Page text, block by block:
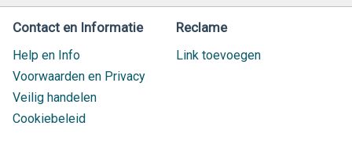
Contact en Informatie
Help en Info
Voorwaarden en Privacy
Veilig handelen
Cookiebeleid
Reclame
Link toevoegen